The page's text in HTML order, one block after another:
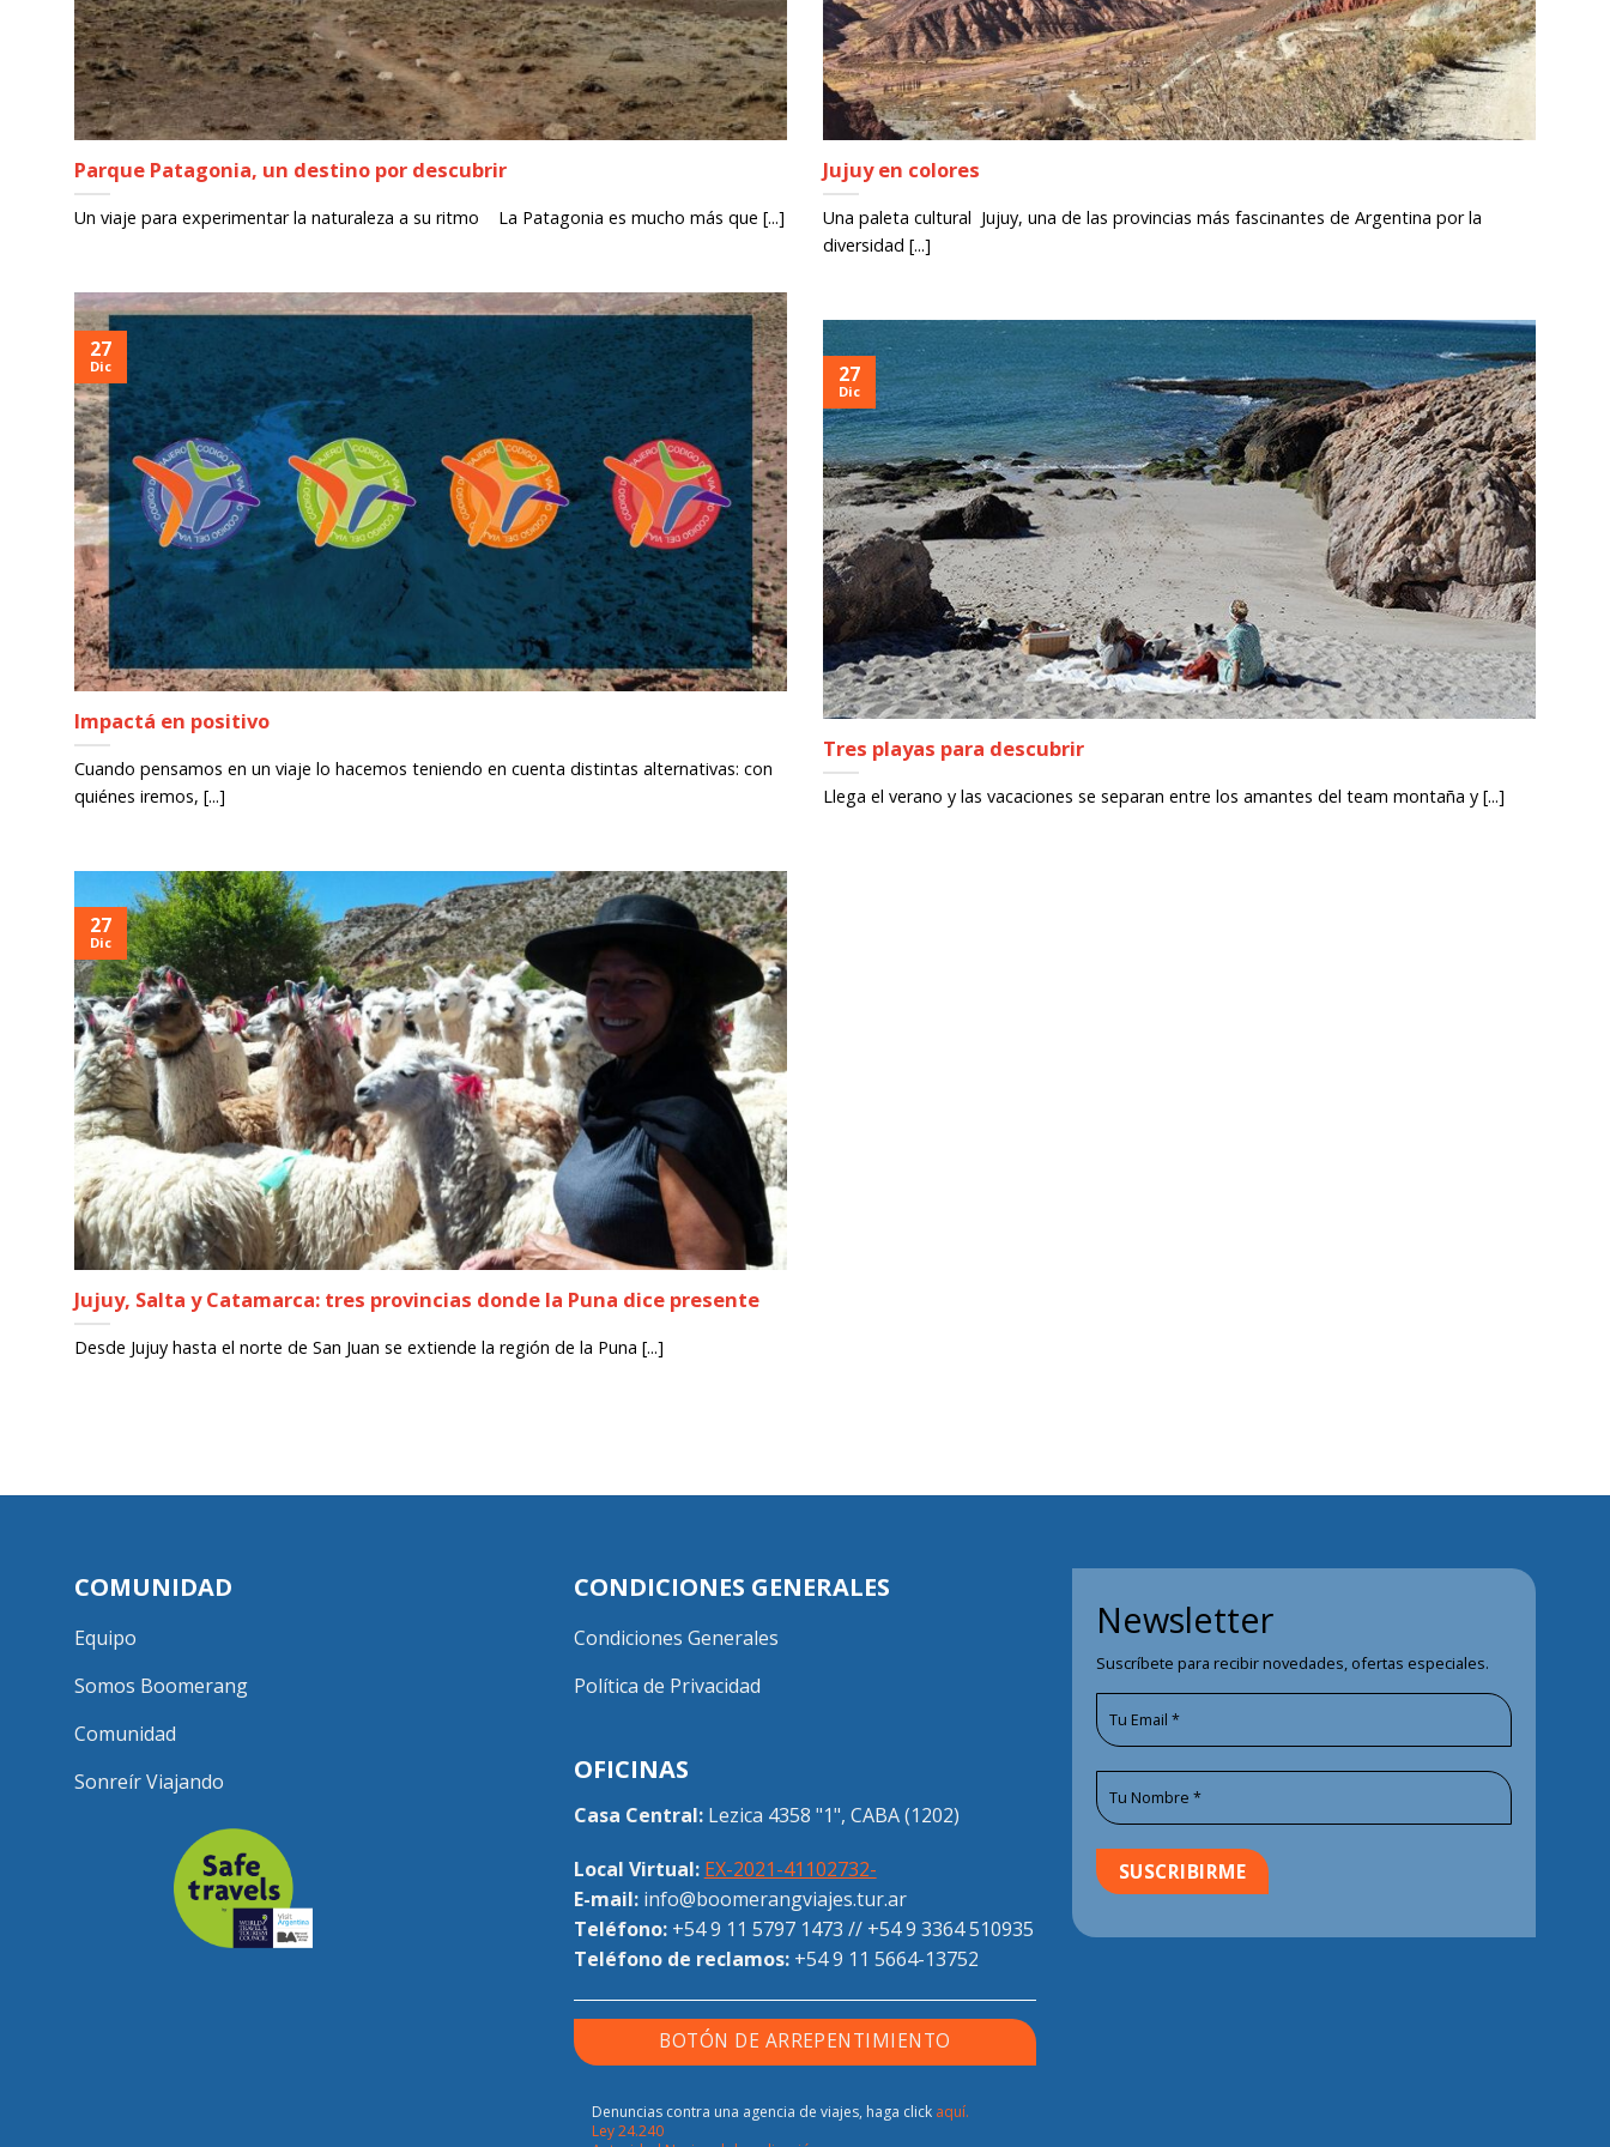
Parque Patagonia, un destino por descubrir
Un viaje para experimentar la naturaleza a su ritmo La Patagonia es mucho más que [...]
Jujuy en colores
Una paleta cultural Jujuy, una de las provincias más fascinantes de Argentina por la
diversidad [...]
Impactá en positivo
Cuando pensamos en un viaje lo hacemos teniendo en cuenta distintas alternativas: con
quiénes iremos, [...]
27
Dic
Tres playas para descubrir
Llega el verano y las vacaciones se separan entre los amantes del team montaña y [...]
27
Dic
Jujuy, Salta y Catamarca: tres provincias donde la Puna dice presente
Desde Jujuy hasta el norte de San Juan se extiende la región de la Puna [...]
27
Dic
COMUNIDAD
Equipo
Somos Boomerang
Comunidad
Sonreír Viajando
CONDICIONES GENERALES
Condiciones Generales
Política de Privacidad
OFICINAS
Casa Central:Lezica 4358 "1", CABA (1202)
Local Virtual: EX-2021-41102732-
E-mail:info@boomerangviajes.tur.ar
Teléfono: +54 9 11 5797 1473 // +54 9 3364 510935
Teléfono de reclamos: +54 9 11 5664-13752
BOTÓN DE ARREPENTIMIENTO
Denuncias contra una agencia de viajes, haga click aquí.
Ley 24.240
Newsletter
Suscríbete para recibir novedades, ofertas especiales.